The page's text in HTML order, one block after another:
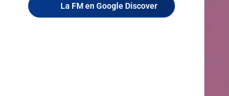
La FM en Google Discover